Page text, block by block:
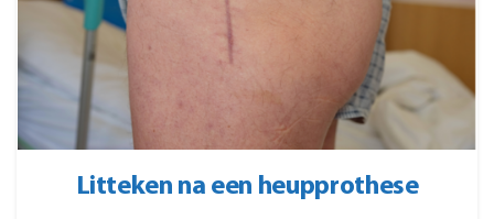
Litteken na een heupprothese